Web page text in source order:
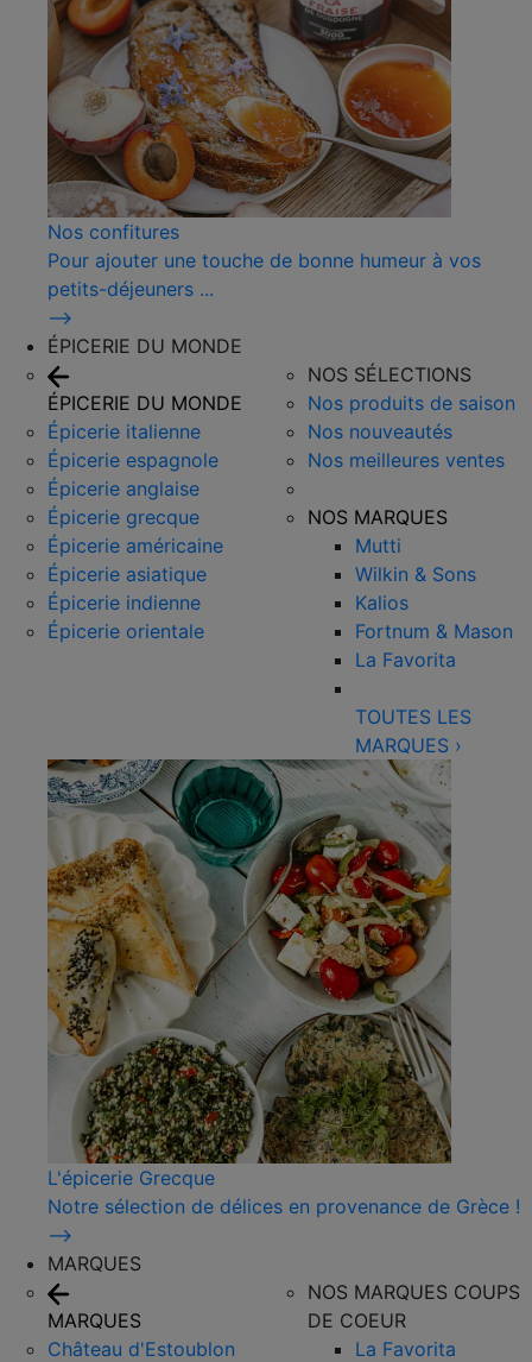
Nos confitures
Pour ajouter une touche de bonne humeur à vos
petits-déjeuners ...
⟶
ÉPICERIE DU MONDE
ÉPICERIE DU MONDE
Épicerie italienne
Épicerie espagnole
Épicerie anglaise
Épicerie grecque
Épicerie américaine
Épicerie asiatique
Épicerie indienne
Épicerie orientale
NOS SÉLECTIONS
Nos produits de saison
Nos nouveautés
Nos meilleures ventes
NOS MARQUES
Mutti
Wilkin & Sons
Kalios
Fortnum & Mason
La Favorita
TOUTES LES
MARQUES ›
L'épicerie Grecque
Notre sélection de délices en provenance de Grèce !
⟶
MARQUES
MARQUES
Château d'Estoublon
NOS MARQUES COUPS
DE COEUR
La Favorita